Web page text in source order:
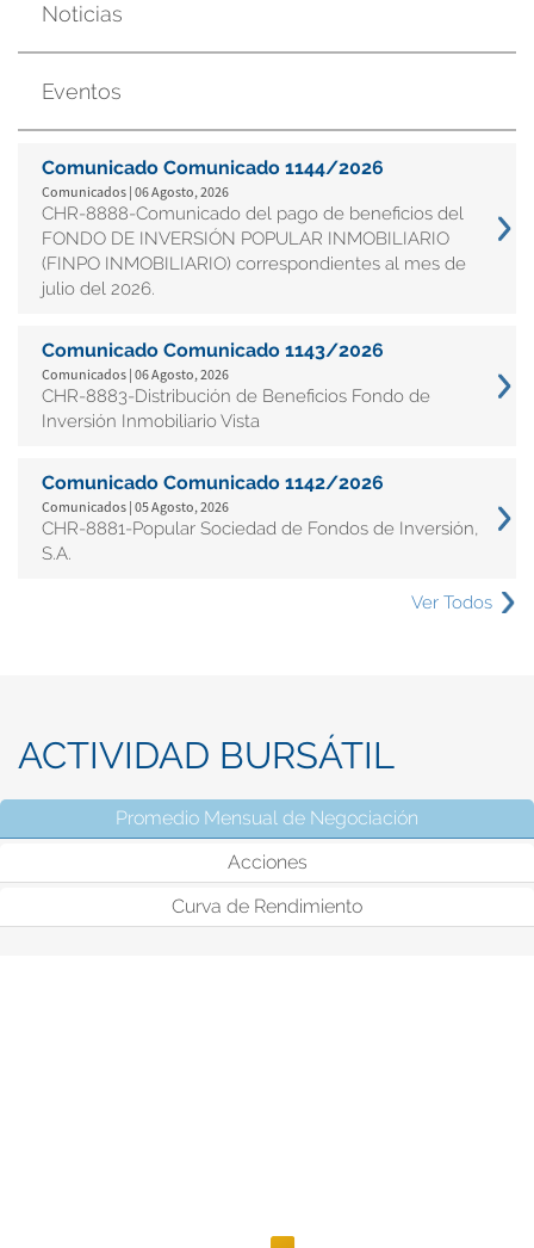
Noticias
Eventos
Comunicado Comunicado 1144/2026
Comunicados | 06 Agosto, 2026
CHR-8888-Comunicado del pago de beneficios del
FONDO DE INVERSIÓN POPULAR INMOBILIARIO
(FINPO INMOBILIARIO) correspondientes al mes de
julio del 2026.
Comunicado Comunicado 1143/2026
Comunicados | 06 Agosto, 2026
CHR-8883-Distribución de Beneficios Fondo de
Inversión Inmobiliario Vista
Comunicado Comunicado 1142/2026
Comunicados | 05 Agosto, 2026
CHR-8881-Popular Sociedad de Fondos de Inversión,
S.A.
Ver Todos
ACTIVIDAD BURSÁTIL
Promedio Mensual de Negociación
Acciones
Curva de Rendimiento